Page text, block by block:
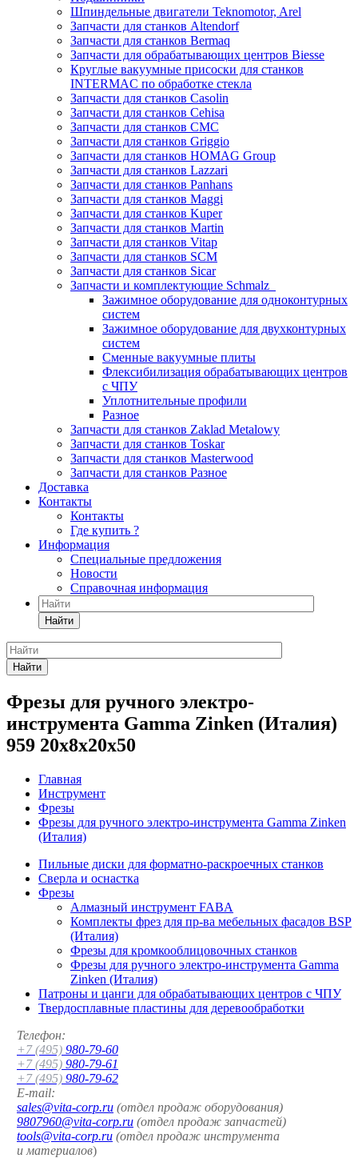
Шпиндельные двигатели Teknomotor, Arel
Запчасти для станков Altendorf
Запчасти для станков Bermaq
Запчасти для обрабатывающих центров Biesse
Круглые вакуумные присоски для станков
INTERMAC по обработке стекла
Запчасти для станков Casolin
Запчасти для станков Cehisa
Запчасти для станков CMC
Запчасти для станков Griggio
Запчасти для станков HOMAG Group
Запчасти для станков Lazzari
Запчасти для станков Panhans
Запчасти для станков Maggi
Запчасти для станков Kuper
Запчасти для станков Martin
Запчасти для станков Vitap
Запчасти для станков SCM
Запчасти для станков Sicar
Запчасти и комплектующие Schmalz
Зажимное оборудование для одноконтурных
систем
Зажимное оборудование для двухконтурных
систем
Сменные вакуумные плиты
Флексибилизация обрабатывающих центров
с ЧПУ
Уплотнительные профили
Разное
Запчасти для станков Zaklad Metalowy
Запчасти для станков Toskar
Запчасти для станков Masterwood
Запчасти для станков Разное
Доставка
Контакты
Контакты
Где купить ?
Информация
Специальные предложения
Новости
Справочная информация
Найти
Найти
Фрезы для ручного электро-
инструмента Gamma Zinken (Италия)
959 20x8x20x50
Главная
Инструмент
Фрезы
Фрезы для ручного электро-инструмента Gamma Zinken
(Италия)
Пильные диски для форматно-раскроечных станков
Сверла и оснастка
Фрезы
Алмазный инструмент FABA
Комплекты фрез для пр-ва мебельных фасадов BSP
(Италия)
Фрезы для кромкооблицовочных станков
Фрезы для ручного электро-инструмента Gamma
Zinken (Италия)
Патроны и цанги для обрабатывающих центров с ЧПУ
Твердосплавные пластины для деревообработки
Телефон:
+7 (495) 980-79-60
+7 (495) 980-79-61
+7 (495) 980-79-62
E-mail:
sales@vita-corp.ru (отдел продаж оборудования)
9807960@vita-corp.ru (отдел продаж запчастей)
tools@vita-corp.ru (отдел продаж инструмента
и материалов)